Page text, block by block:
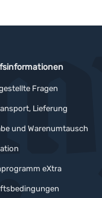
Fragen
Lieferung
und Warenumtausch
eXtra